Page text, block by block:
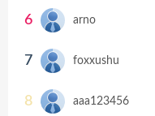
6 arno
7 foxxushu
8 aaa123456